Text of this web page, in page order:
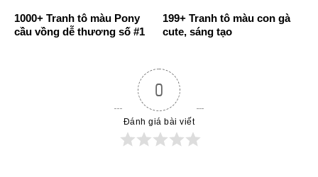
1000+ Tranh tô màu Pony
cầu vồng dễ thương số #1
199+ Tranh tô màu con gà
cute, sáng tạo
0
Đánh giá bài viết